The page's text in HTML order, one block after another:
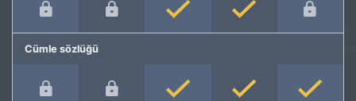
Cümle sözlüğü